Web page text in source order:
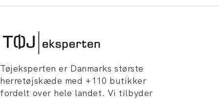
Tøjeksperten er Danmarks største
herretøjskæde med +110 butikker
fordelt over hele landet. Vi tilbyder